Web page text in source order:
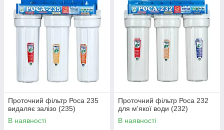
Проточний фільтр Роса 235
видаляє залізо (235)
В наявності
Проточний фільтр Роса 232
для м'якої води (232)
В наявності